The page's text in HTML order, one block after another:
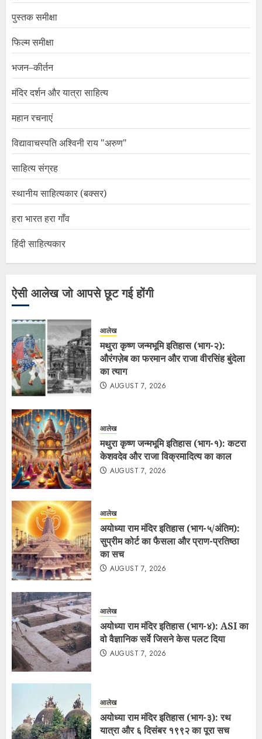
पुस्तक समीक्षा
फिल्म समीक्षा
भजन–कीर्तन
मंदिर दर्शन और यात्रा साहित्य
महान रचनाएं
विद्यावाचस्पति अश्विनी राय "अरुण"
साहित्य संग्रह
स्थानीय साहित्यकार (बक्सर)
हरा भारत हरा गाँव
हिंदी साहित्यकार
ऐसी आलेख जो आपसे छूट गई होंगी
आलेख
मथुरा कृष्ण जन्मभूमि इतिहास (भाग-२):
औरंगज़ेब का फरमान और राजा वीरसिंह बुंदेला
का त्याग
AUGUST 7, 2026
आलेख
मथुरा कृष्ण जन्मभूमि इतिहास (भाग-१): कटरा
केशवदेव और राजा विक्रमादित्य का काल
AUGUST 7, 2026
आलेख
अयोध्या राम मंदिर इतिहास (भाग-५/अंतिम):
सुप्रीम कोर्ट का फैसला और प्राण-प्रतिष्ठा
का सच
AUGUST 7, 2026
आलेख
अयोध्या राम मंदिर इतिहास (भाग-४): ASI का
वो वैज्ञानिक सर्वे जिसने केस पलट दिया
AUGUST 7, 2026
आलेख
अयोध्या राम मंदिर इतिहास (भाग-३): रथ
यात्रा और ६ दिसंबर १९९२ का पूरा सच